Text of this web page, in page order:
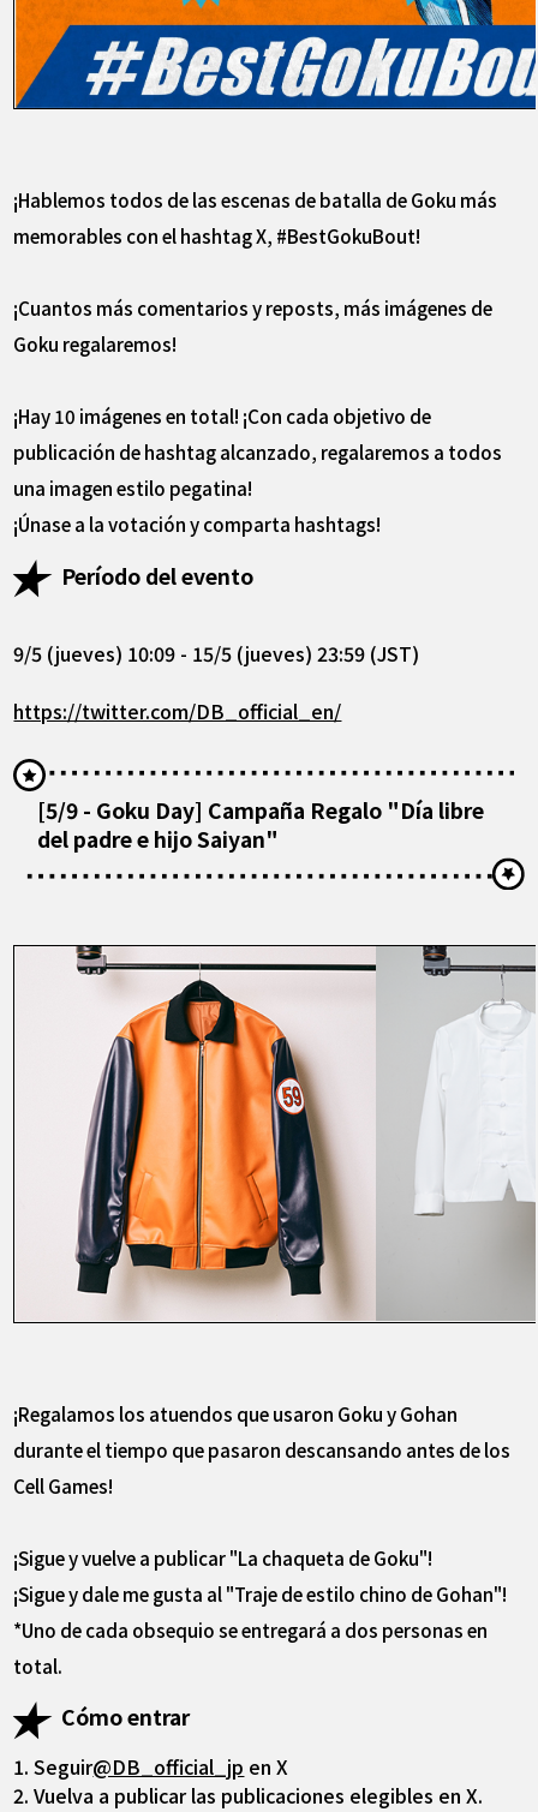
¡Hablemos todos de las escenas de batalla de Goku más
memorables con el hashtag X, #BestGokuBout!
¡Cuantos más comentarios y reposts, más imágenes de
Goku regalaremos!
¡Hay 10 imágenes en total! ¡Con cada objetivo de
publicación de hashtag alcanzado, regalaremos a todos
una imagen estilo pegatina!
¡Únase a la votación y comparta hashtags!
Período del evento
9/5 (jueves) 10:09 - 15/5 (jueves) 23:59 (JST)
https://twitter.com/DB_official_en/
[5/9 - Goku Day] Campaña Regalo "Día libre
del padre e hijo Saiyan"
¡Regalamos los atuendos que usaron Goku y Gohan
durante el tiempo que pasaron descansando antes de los
Cell Games!
¡Sigue y vuelve a publicar "La chaqueta de Goku"!
¡Sigue y dale me gusta al "Traje de estilo chino de Gohan"!
*Uno de cada obsequio se entregará a dos personas en
total.
Cómo entrar
1. Seguir@DB_official_jp en X
2. Vuelva a publicar las publicaciones elegibles en X.